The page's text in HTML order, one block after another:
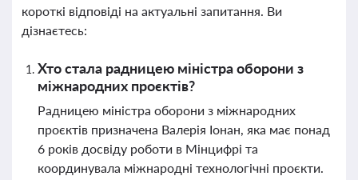
короткі відповіді на актуальні запитання. Ви
дізнаєтесь:
Хто стала радницею міністра оборони з
міжнародних проєктів?
Радницею міністра оборони з міжнародних
проєктів призначена Валерія Іонан, яка має понад
6 років досвіду роботи в Мінцифрі та
координувала міжнародні технологічні проєкти.